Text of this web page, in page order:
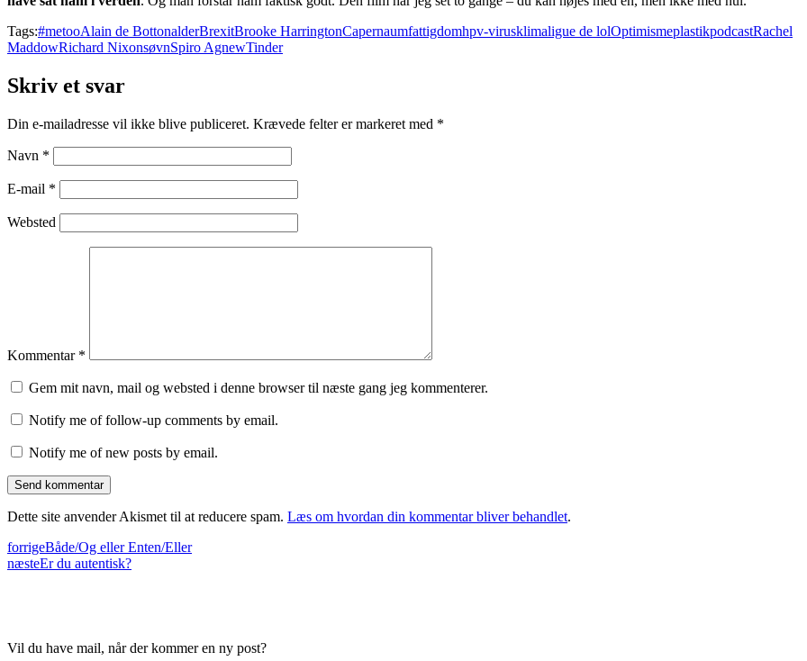
Tags:#metooAlain de BottonalderBrexitBrooke HarringtonCapernaumfattigdomhpv-virusklimaligue de lolOptimismeplastikpodcastRachel
MaddowRichard NixonsøvnSpiro AgnewTinder
Skriv et svar
Din e-mailadresse vil ikke blive publiceret. Krævede felter er markeret med *
Navn *
E-mail *
Websted
Kommentar *
Gem mit navn, mail og websted i denne browser til næste gang jeg kommenterer.
Notify me of follow-up comments by email.
Notify me of new posts by email.
Dette site anvender Akismet til at reducere spam. Læs om hvordan din kommentar bliver behandlet.
forrigeBåde/Og eller Enten/Eller
næsteEr du autentisk?
Vil du have mail, når der kommer en ny post?